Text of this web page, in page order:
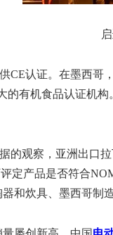
认证。在墨西哥
有机食品认证机
观察，亚洲出口拉
定产品是否符合
和炊具、墨西哥制